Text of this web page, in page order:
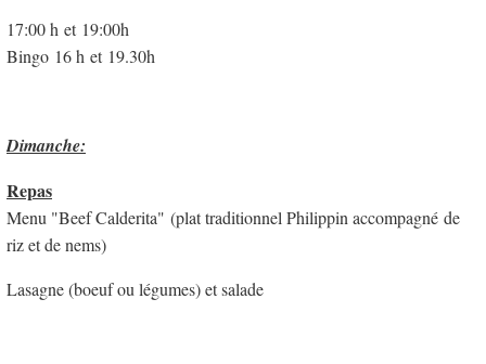
17:00 h et 19:00h
Bingo 16 h et 19.30h
Dimanche:
Repas
Menu "Beef Calderita" (plat traditionnel Philippin accompagné de
riz et de nems)
Lasagne (boeuf ou légumes) et salade